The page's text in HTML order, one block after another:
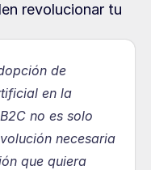
revolucionar tu
de
en la
no es solo
necesaria
que quiera